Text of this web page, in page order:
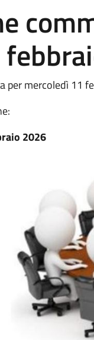
mercoledì 11
2026